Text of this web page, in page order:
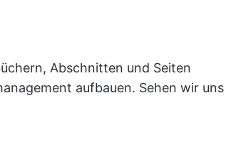
Abschnitten und Seiten
aufbauen. Sehen wir uns